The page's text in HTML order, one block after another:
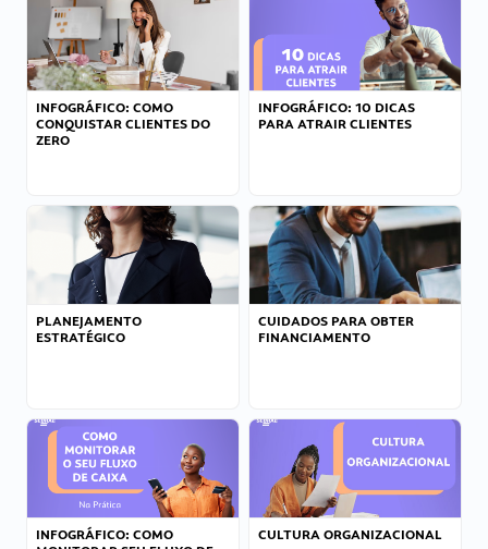
INFOGRÁFICO: COMO
CONQUISTAR CLIENTES DO
ZERO
INFOGRÁFICO: 10 DICAS
PARA ATRAIR CLIENTES
PLANEJAMENTO
ESTRATÉGICO
CUIDADOS PARA OBTER
FINANCIAMENTO
INFOGRÁFICO: COMO
CULTURA ORGANIZACIONAL